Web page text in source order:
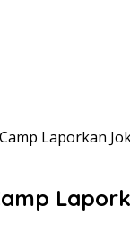
Laporkan